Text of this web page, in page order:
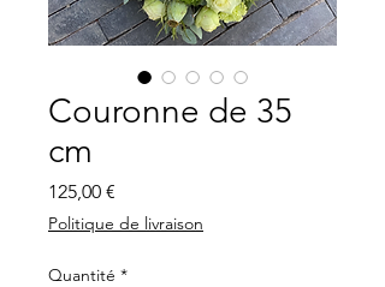
Couronne de 35
cm
125,00 €
Politique de livraison
Quantité *